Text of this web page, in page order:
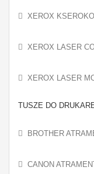
XEROX
XEROX LASER
XEROX LASER
TUSZE DO
BROTHER
CANON